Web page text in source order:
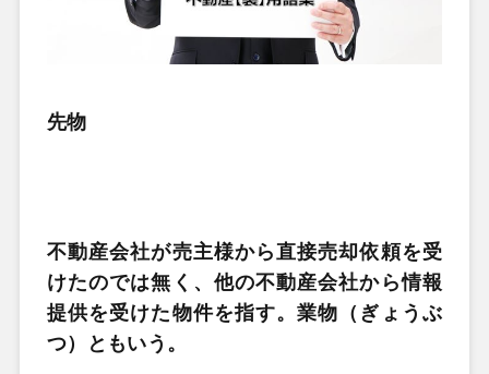
先物
不動産会社が売主様から直接売却依頼を受
けたのでは無く、他の不動産会社から情報
提供を受けた物件を指す。業物（ぎょうぶ
つ）ともいう。